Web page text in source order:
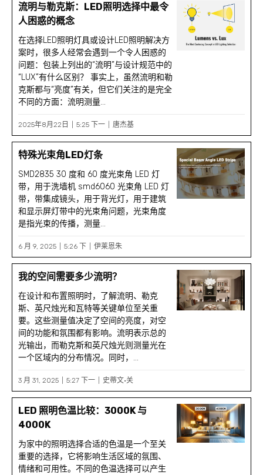
流明与勒克斯：LED照明选择中最令
人困惑的概念
在选择LED照明灯具或设计LED照明解决方
案时，很多人经常会遇到一个令人困惑的
问题：包装上列出的“流明”与设计规范中的
“LUX”有什么区别？ 事实上，虽然流明和勒
克斯都与“亮度”有关，但它们关注的是完全
不同的方面：流明测量...
2025年8月22日 5:25 下一 唐杰基
特殊光束角LED灯条
SMD2835 30 度和 60 度光束角 LED 灯
带，用于洗墙机 smd6060 光束角 LED 灯
带，带集成镜头，用于背光灯，用于建筑
和显示屏灯带中的光束角问题，光束角度
是指光束的传播，测量...
6 月 9, 2025 5:26 下 伊莱恩朱
我的空间需要多少流明？
在设计和布置照明时，了解流明、勒克
斯、英尺烛光和瓦特等关键单位至关重
要。这些测量值决定了空间的亮度，对空
间的功能和氛围都有影响。流明表示总的
光输出，而勒克斯和英尺烛光则测量光在
一个区域内的分布情况。同时，...
3 月 31, 2025 5:27 下一 史蒂文·关
LED 照明色温比较：3000K 与
4000K
为家中的照明选择合适的色温是一个至关
重要的选择，它将影响生活区域的氛围、
情绪和可用性。不同的色温选择可以产生